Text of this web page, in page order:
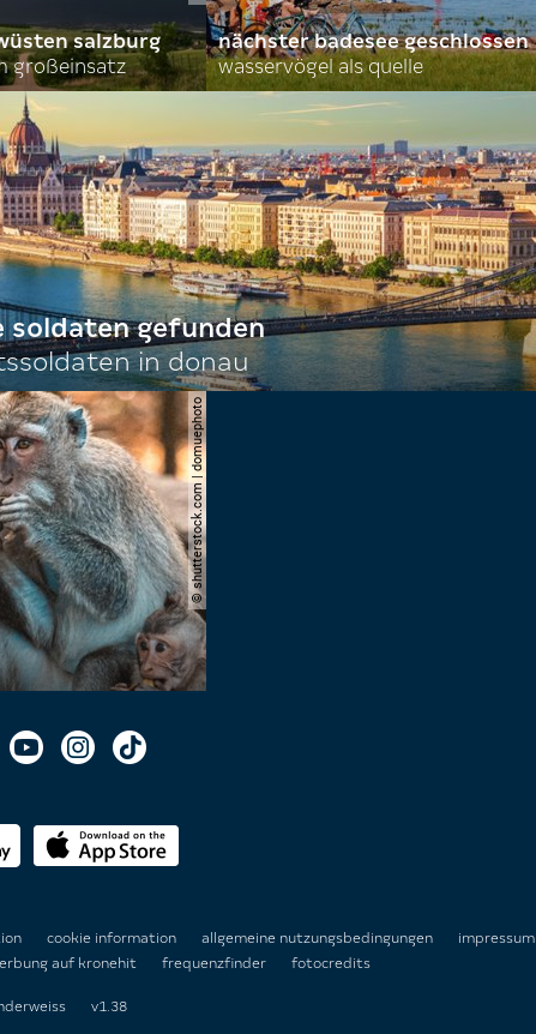
salzburg
großeinsatz
nächster badesee geschlossen
wasservögel als quelle
soldaten gefunden
in donau
© shutterstock.com | domuephoto
cookie information allgemeine nutzungsbedingungen
impressum
auf kronehit frequenzfinder fotocredits
v1.38